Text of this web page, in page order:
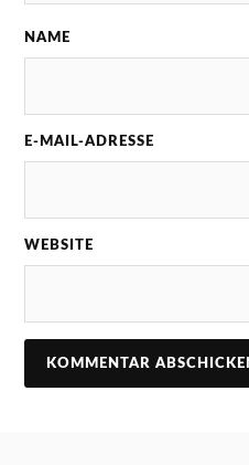
NAME
E-MAIL-ADRESSE
WEBSITE